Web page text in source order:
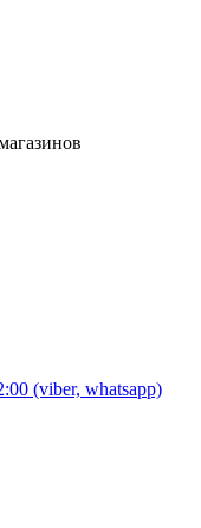
(viber, whatsapp)